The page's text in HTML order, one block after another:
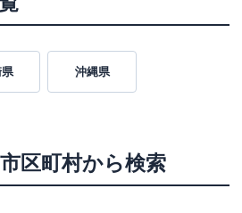
沖縄県
区町村から検索